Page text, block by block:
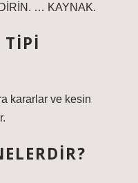
… KAYNAK.
TIPI
kararlar ve kesin